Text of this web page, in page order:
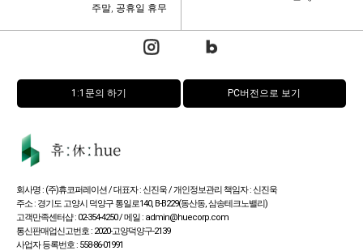
주말, 공휴일 휴무
1:1문의 하기 PC버전으로 보기
회사명 : (주)휴코퍼레이션 / 대표자 : 신진욱 / 개인정보관리 책임자 : 신진욱
주소 : 경기도 고양시 덕양구 통일로140, B-B229(동산동, 삼송테크노밸리)
고객만족센터샵 : 02-354-4250 / 메일 : admin@huecorp.com
통신판매업신고번호 : 2020-고양덕양구-2139
사업자 등록번호 : 558-86-01991